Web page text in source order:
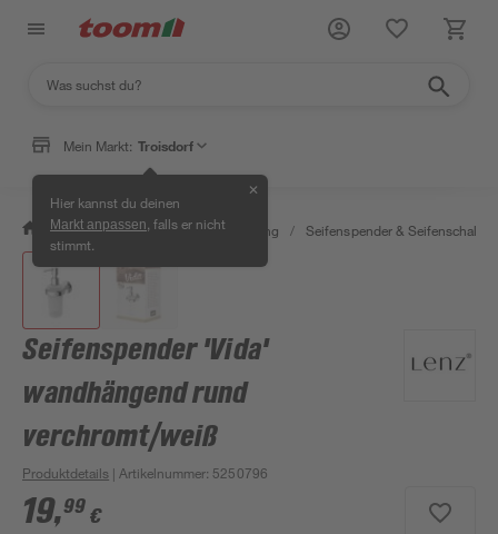
Mein Markt: Troisdorf
Hier kannst du deinen
Markt anpassen , falls er nicht
stimmt.
✕
/ Bad & Sanitär / Bad-Ausstattung / Seifenspender & Seifenschalen
Seifenspender 'Vida'
wandhängend rund
verchromt/weiß
Produktdetails | Artikelnummer: 5250796
19,99 €